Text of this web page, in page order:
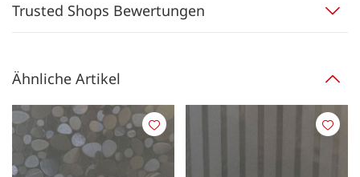
Trusted Shops Bewertungen
Ähnliche Artikel
Merken